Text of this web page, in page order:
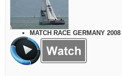
MATCH RACE GERMANY